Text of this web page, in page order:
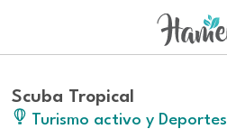
Scuba Tropical
Turismo activo y Deportes